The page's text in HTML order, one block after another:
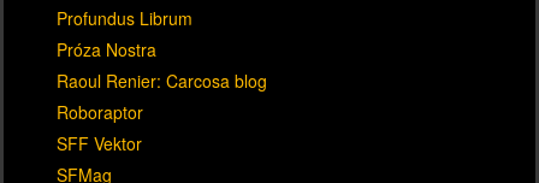
Profundus Librum
Próza Nostra
Raoul Renier: Carcosa blog
Roboraptor
SFF Vektor
SFMag